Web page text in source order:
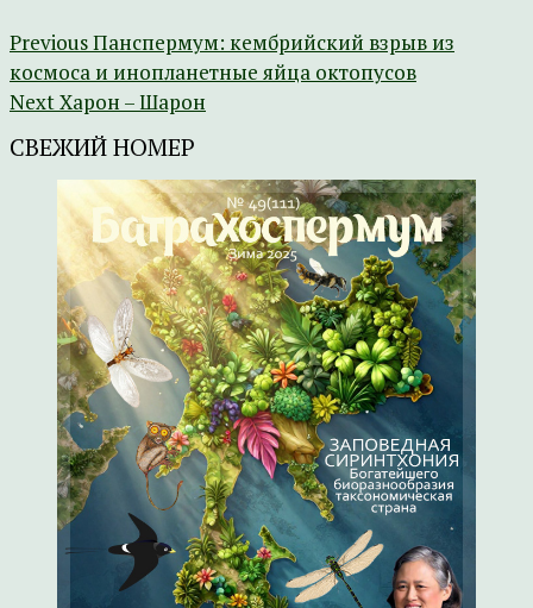
PreviousПанспермум: кембрийский взрыв из
космоса и инопланетные яйца октопусов
NextХарон – Шарон
СВЕЖИЙ НОМЕР